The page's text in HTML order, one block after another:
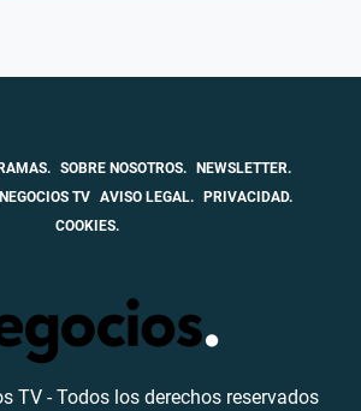
SOBRE NOSOTROS.
NEWSLETTER.
TV AVISO LEGAL.
PRIVACIDAD.
COOKIES.
TV - Todos los derechos reservados